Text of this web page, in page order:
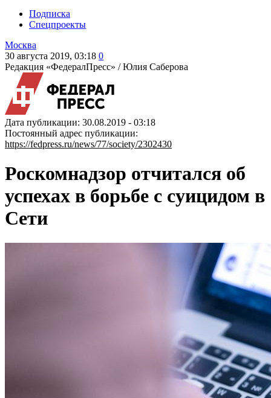
Подписка
Спецпроекты
Москва
30 августа 2019, 03:18 0
Редакция «ФедералПресс» /Юлия Саберова
Дата публикации: 30.08.2019 - 03:18
Постоянный адрес публикации:
https://fedpress.ru/news/77/society/2302430
Роскомнадзор отчитался об
успехах в борьбе с суицидом в
Сети